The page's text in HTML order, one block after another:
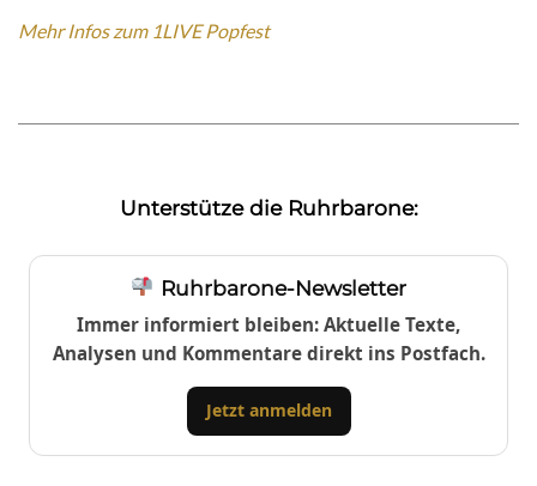
Mehr Infos zum 1LIVE Popfest
Unterstütze die Ruhrbarone:
Ruhrbarone-Newsletter
Immer informiert bleiben: Aktuelle Texte,
Analysen und Kommentare direkt ins Postfach.
Jetzt anmelden